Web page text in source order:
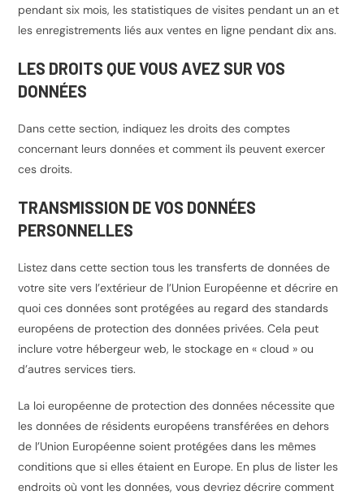
pendant six mois, les statistiques de visites pendant un an et
les enregistrements liés aux ventes en ligne pendant dix ans.
LES DROITS QUE VOUS AVEZ SUR VOS
DONNÉES
Dans cette section, indiquez les droits des comptes
concernant leurs données et comment ils peuvent exercer
ces droits.
TRANSMISSION DE VOS DONNÉES
PERSONNELLES
Listez dans cette section tous les transferts de données de
votre site vers l’extérieur de l’Union Européenne et décrire en
quoi ces données sont protégées au regard des standards
européens de protection des données privées. Cela peut
inclure votre hébergeur web, le stockage en « cloud » ou
d’autres services tiers.
La loi européenne de protection des données nécessite que
les données de résidents européens transférées en dehors
de l’Union Européenne soient protégées dans les mêmes
conditions que si elles étaient en Europe. En plus de lister les
endroits où vont les données, vous devriez décrire comment